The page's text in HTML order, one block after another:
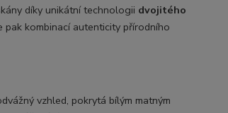
díky unikátní technologii dvojitého
kombinací autenticity přírodního
vzhled, pokrytá bílým matným